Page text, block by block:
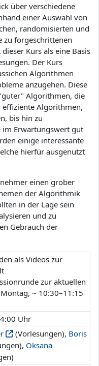
über verschiedene
einer Auswahl von
randomisierten und
forgeschrittenen
Kurs als eine Basis
Der Kurs
Algorithmen
anzugehen. Diese
Algorithmen, die
effiziente Algorithmen,
bis hin zu
im Erwartungswert gut
einige interessante
hierfür ausgenutzt
einen grober
der Algorithmik
in der Lage sein
und zu
Gebrauch der
als Videos zur
zur aktuellen
~ 10:30–11:15
Uhr
(Vorlesungen), Boris
Oksana